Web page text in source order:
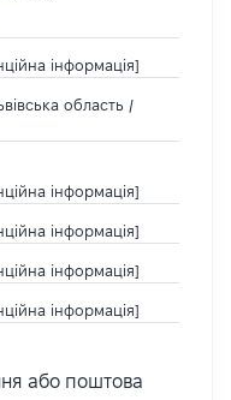
інформація]
область /
інформація]
інформація]
інформація]
інформація]
або поштова